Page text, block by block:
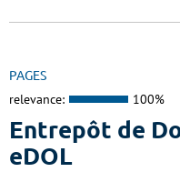
PAGES
relevance: 100%
Entrepôt de
eDOL